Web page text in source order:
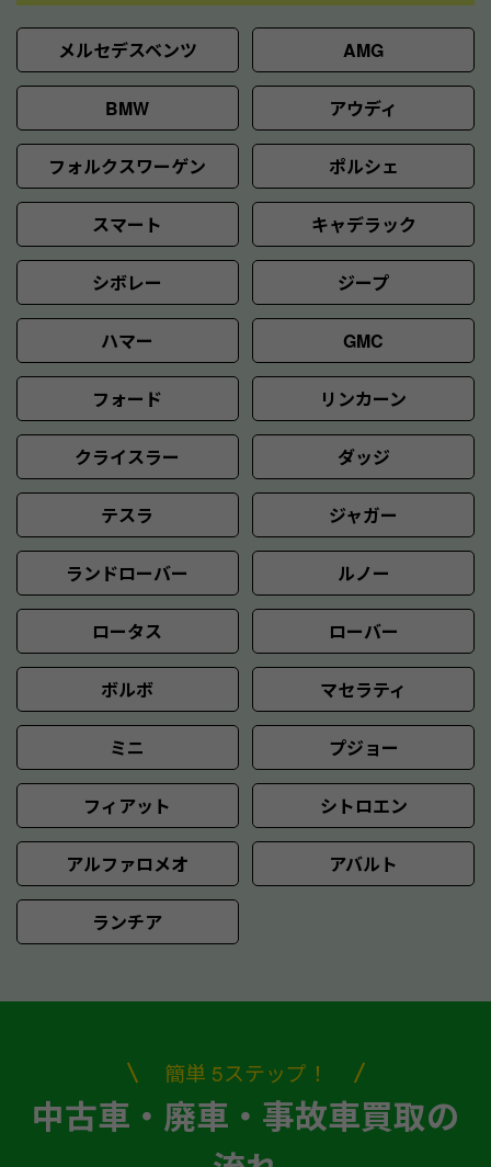
メルセデスベンツ AMG
BMW アウディ
フォルクスワーゲン ポルシェ
スマート キャデラック
シボレー ジープ
ハマー GMC
フォード リンカーン
クライスラー ダッジ
テスラ ジャガー
ランドローバー ルノー
ロータス ローバー
ボルボ マセラティ
ミニ プジョー
フィアット シトロエン
アルファロメオ アバルト
ランチア
簡単 5ステップ！
中古車・廃車・事故車買取の